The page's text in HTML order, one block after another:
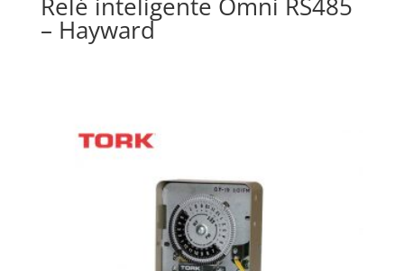
Relé inteligente Omni RS485
– Hayward